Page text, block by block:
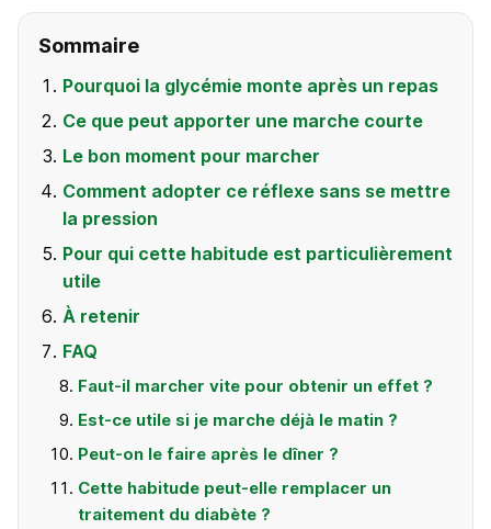
Sommaire
Pourquoi la glycémie monte après un repas
Ce que peut apporter une marche courte
Le bon moment pour marcher
Comment adopter ce réflexe sans se mettre
la pression
Pour qui cette habitude est particulièrement
utile
À retenir
FAQ
Faut-il marcher vite pour obtenir un effet ?
Est-ce utile si je marche déjà le matin ?
Peut-on le faire après le dîner ?
Cette habitude peut-elle remplacer un
traitement du diabète ?